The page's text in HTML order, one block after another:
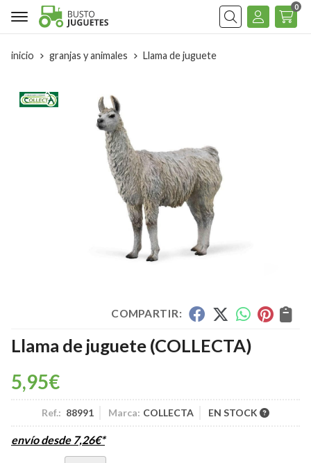
Buscar
0
inicio granjas y animales Llama de juguete
COMPARTIR:
Llama de juguete (COLLECTA)
5,95€
Ref.: 88991 Marca: COLLECTA EN STOCK
envío desde 7,26€*